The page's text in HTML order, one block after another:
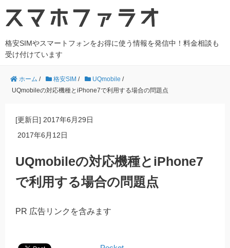
格安SIMやスマートフォンをお得に使う情報を発信中！料金相談も
受け付けています
ホーム / 格安SIM / UQmobile /
UQmobileの対応機種とiPhone7で利用する場合の問題点
[更新日] 2017年6月29日
2017年6月12日
UQmobileの対応機種とiPhone7
で利用する場合の問題点
PR 広告リンクを含みます